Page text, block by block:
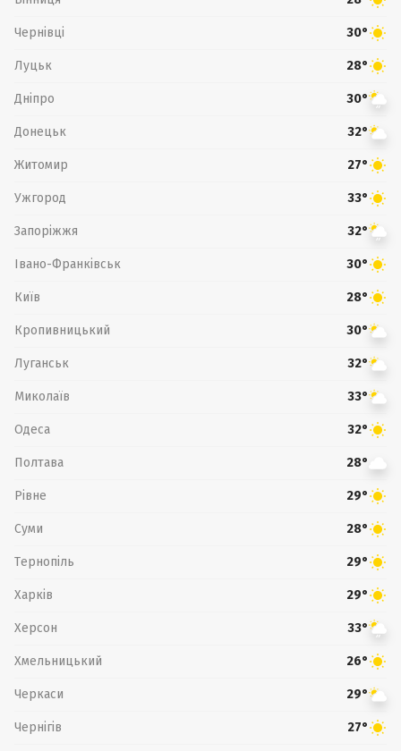
Чернівці 30°
Луцьк 28°
Дніпро 30°
Донецьк 32°
Житомир 27°
Ужгород 33°
Запоріжжя 32°
Івано-Франківськ 30°
Київ 28°
Кропивницький 30°
Луганськ 32°
Миколаїв 33°
Одеса 32°
Полтава 28°
Рівне 29°
Суми 28°
Тернопіль 29°
Харків 29°
Херсон 33°
Хмельницький 26°
Черкаси 29°
Чернігів 27°